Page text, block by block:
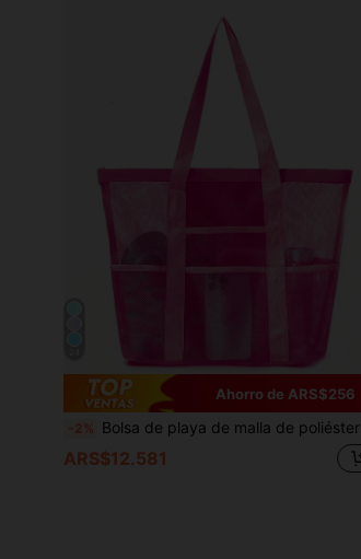
Ahorro de ARS$256
-2% Bolsa de playa de malla de poliéster hueca de gran capacidad, bolsa de lavandería de viaje, bolsa de almacenamiento para natación, bolsa de playa minimalista de malla, regalo del Día de la Madre para mamá
ARS$12.581